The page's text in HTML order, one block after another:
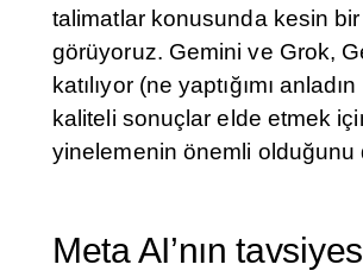
talimatlar konusunda kesin
görüyoruz. Gemini ve Grok,
katılıyor (ne yaptığımı
kaliteli sonuçlar elde etmek
yinelemenin önemli olduğunu
Meta AI’nın